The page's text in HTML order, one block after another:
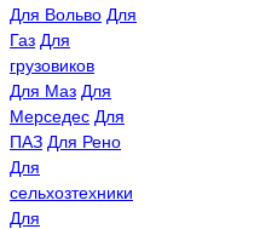
Для Вольво Для
Газ Для
грузовиков
Для Маз Для
Мерседес Для
ПАЗ Для Рено
Для
сельхозтехники
Для